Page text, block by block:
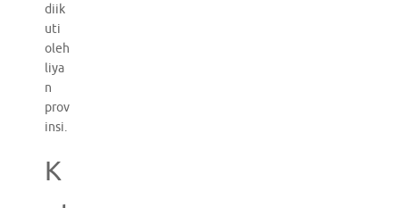
diik
uti
oleh
liya
n
prov
insi.
K